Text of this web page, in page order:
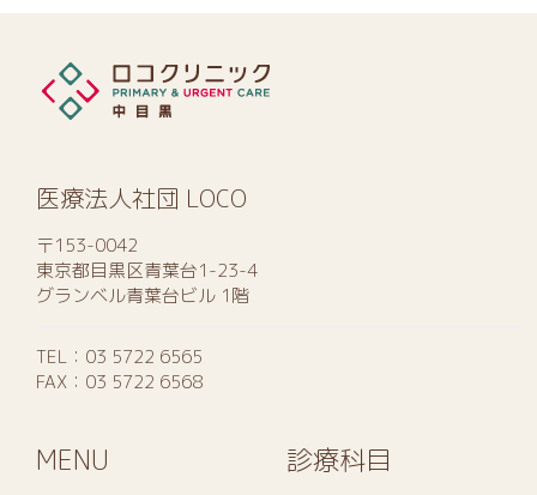
医療法人社団 LOCO
〒153-0042
東京都目黒区青葉台1-23-4
グランベル青葉台ビル 1階
TEL： 03 5722 6565
FAX：03 5722 6568
MENU 診療科目